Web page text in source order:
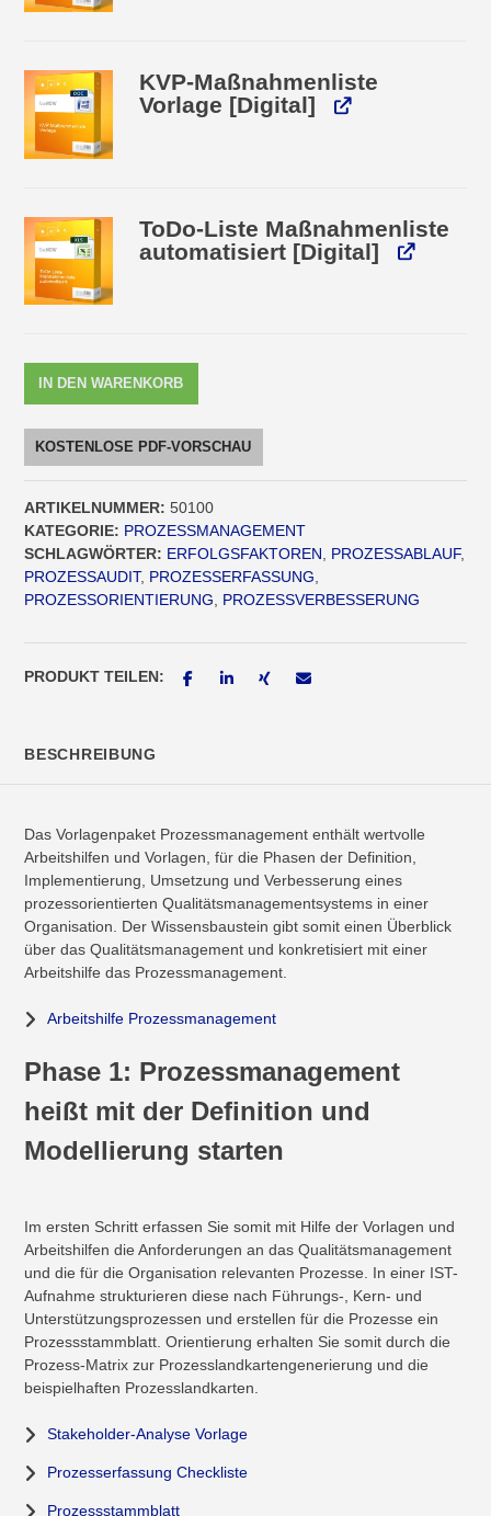
KVP-Maßnahmenliste
Vorlage [Digital]
ToDo-Liste Maßnahmenliste
automatisiert [Digital]
IN DEN WARENKORB
KOSTENLOSE PDF-VORSCHAU
ARTIKELNUMMER: 50100
KATEGORIE: PROZESSMANAGEMENT
SCHLAGWÖRTER: ERFOLGSFAKTOREN PROZESSABLAUF,
PROZESSAUDIT, PROZESSERFASSUNG
PROZESSORIENTIERUNG
PROZESSVERBESSERUNG
PRODUKT TEILEN:
BESCHREIBUNG
Das Vorlagenpaket Prozessmanagement enthält wertvolle
Arbeitshilfen und Vorlagen, für die Phasen der Definition,
Implementierung, Umsetzung und Verbesserung eines
prozessorientierten Qualitätsmanagementsystems in einer
Organisation. Der Wissensbaustein gibt somit einen Überblick
über das Qualitätsmanagement und konkretisiert mit einer
Arbeitshilfe das Prozessmanagement.
Arbeitshilfe Prozessmanagement
Phase 1: Prozessmanagement
heißt mit der Definition und
Modellierung starten
Im ersten Schritt erfassen Sie somit mit Hilfe der Vorlagen und
Arbeitshilfen die Anforderungen an das Qualitätsmanagement
und die für die Organisation relevanten Prozesse. In einer IST-
Aufnahme strukturieren diese nach Führungs-, Kern- und
Unterstützungsprozessen und erstellen für die Prozesse ein
Prozessstammblatt. Orientierung erhalten Sie somit durch die
Prozess-Matrix zur Prozesslandkartengenerierung und die
beispielhaften Prozesslandkarten.
Stakeholder-Analyse Vorlage
Prozesserfassung Checkliste
Prozessstammblatt